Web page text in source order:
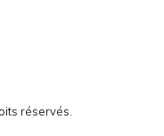
réservés.